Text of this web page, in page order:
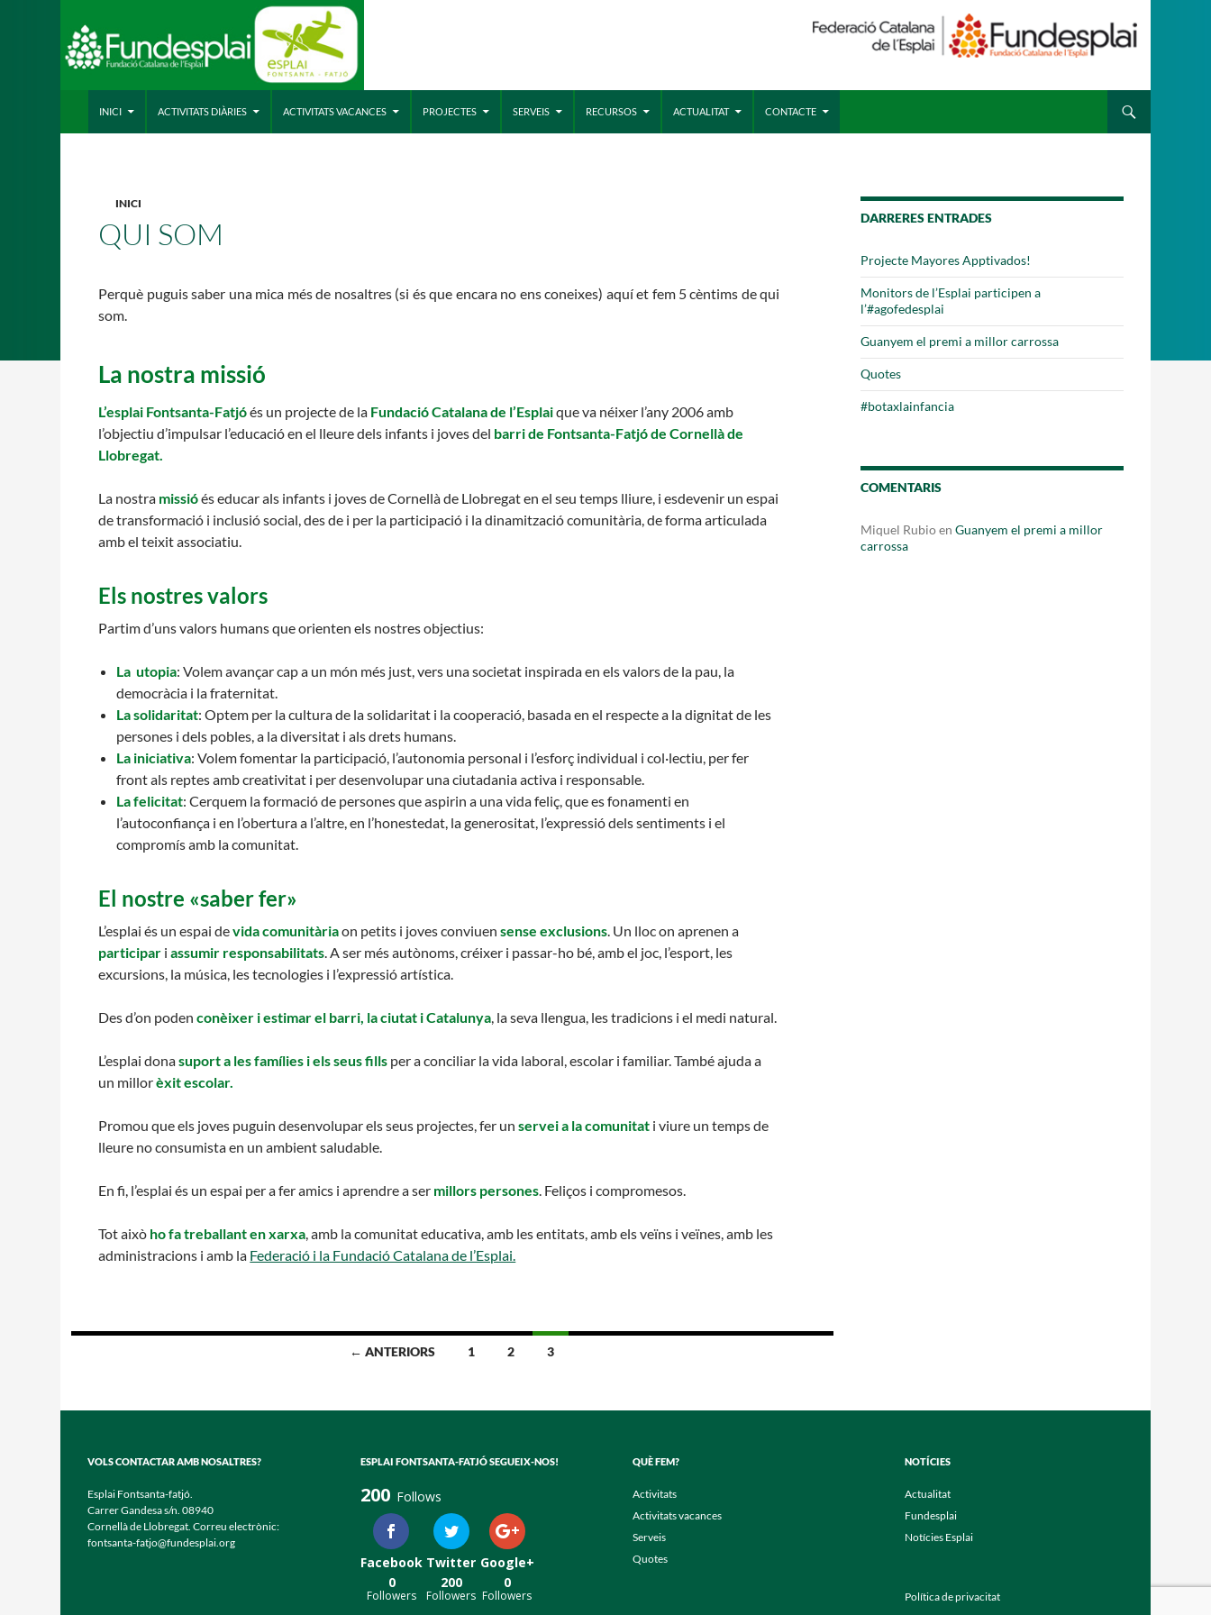
INICI
ACTIVITATS DIÀRIES ACTIVITATS VACANCES PROJECTES SERVEIS RECURSOS ACTUALITAT CONTACTE
INICI
QUI SOM
Perquè puguis saber una mica més de nosaltres (si és que encara no ens coneixes) aquí et fem 5 cèntims de qui
som.
La nostra missió
L’esplai Fontsanta-Fatjóés un projecte de la Fundació Catalana de l’Esplaique va néixer l’any 2006 amb
l’objectiu d’impulsar l’educació en el lleure dels infants i joves del barri de Fontsanta-Fatjó de Cornellà de
Llobregat.
La nostra missióés educar als infants i joves de Cornellà de Llobregat en el seu temps lliure, i esdevenir un espai
de transformació i inclusió social, des de i per la participació i la dinamització comunitària, de forma articulada
amb el teixit associatiu.
Els nostres valors
Partim d’uns valors humans que orienten els nostres objectius:
La utopia: Volem avançar cap a un món més just, vers una societat inspirada en els valors de la pau, la
democràcia i la fraternitat.
La solidaritat: Optem per la cultura de la solidaritat i la cooperació, basada en el respecte a la dignitat de les
persones i dels pobles, a la diversitat i als drets humans.
La iniciativa: Volem fomentar la participació, l’autonomia personal i l’esforç individual i col·lectiu, per fer
front als reptes amb creativitat i per desenvolupar una ciutadania activa i responsable.
La felicitat: Cerquem la formació de persones que aspirin a una vida feliç, que es fonamenti en
l’autoconfiança i en l’obertura a l’altre, en l’honestedat, la generositat, l’expressió dels sentiments i el
compromís amb la comunitat.
El nostre «saber fer»
L’esplai és un espai devida comunitàriaon petits i joves conviuensense exclusions. Un lloc on aprenen a
participar iassumir responsabilitats. A ser més autònoms, créixer i passar-ho bé, amb el joc, l’esport, les
excursions, la música, les tecnologies i l’expressió artística.
Des d’on poden conèixer i estimar el barri, la ciutat i Catalunya, la seva llengua, les tradicions i el medi natural.
L’esplai donasuport a les famílies i els seus fills per a conciliar la vida laboral, escolar i familiar. També ajuda a
un millorèxit escolar.
Promou que els joves puguin desenvolupar els seus projectes, fer unservei a la comunitat i viure un temps de
lleure no consumista en un ambient saludable.
En fi, l’esplai és un espai per a fer amics i aprendre a ser millors persones. Feliços i compromesos.
Tot això ho fa treballant en xarxa, amb la comunitat educativa, amb les entitats, amb els veïns i veïnes, amb les
administracions i amb la Federació i la Fundació Catalana de l’Esplai.
les
← ANTERIORS 1 2 3
DARRERES ENTRADES
Projecte Mayores Apptivados!
Monitors de l’Esplai participen a
l’#agofedesplai
Guanyem el premi a millor carrossa
Quotes
#botaxlainfancia
COMENTARIS
Miquel RubioenGuanyem el premi a millor
carrossa
VOLS CONTACTAR AMB NOSALTRES?
Esplai Fontsanta-fatjó.
Carrer Gandesa s/n. 08940
Cornellà de Llobregat. Correu electrònic:
fontsanta-fatjo@fundesplai.org
ESPLAI FONTSANTA-FATJÓ SEGUEIX-NOS!
200 Follows
Facebook
0
Followers
Twitter
200
Followers
Google+
0
Followers
QUÈ FEM?
Activitats
Activitats vacances
Serveis
Quotes
NOTÍCIES
Actualitat
Fundesplai
Notícies Esplai
Política de privacitat
ACTIVITATS D'ESTIU MÓN ESCOLAR ALBERG CENTRE ESPLAI
CASES DE COLÒNIES SUPORT TERCER SECTOR
L'equip
Missió i valors
Proposta educativa
Butlletins
Diari de la Fundació